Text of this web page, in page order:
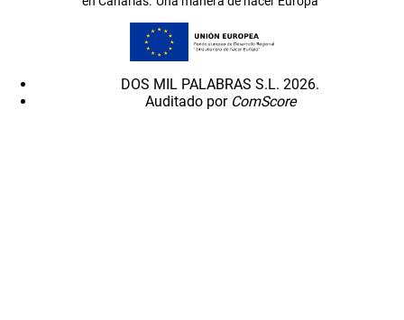
DOS MIL PALABRAS S.L. 2026.
Auditado por ComScore